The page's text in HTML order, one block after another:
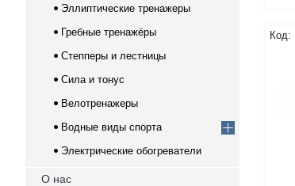
Эллиптические тренажеры
Гребные тренажёры
Степперы и лестницы
Сила и тонус
Велотренажеры
Водные виды спорта
Электрические обогреватели
О нас